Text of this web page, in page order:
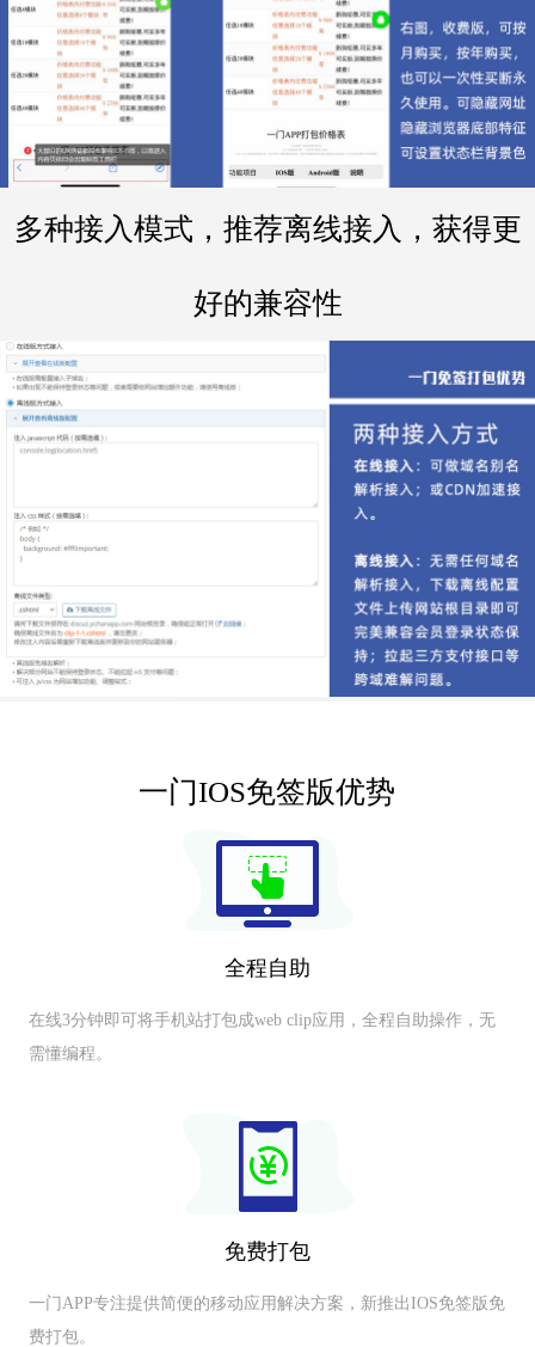
多种接入模式，推荐离线接入，获得更
好的兼容性
一门IOS免签版优势
全程自助
在线3分钟即可将手机站打包成web clip应用，全程自助操作，无
需懂编程。
免费打包
一门APP专注提供简便的移动应用解决方案，新推出IOS免签版免
费打包。